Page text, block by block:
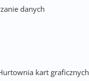
danych
kart graficznych